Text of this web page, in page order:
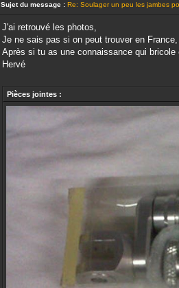
Sujet du message : Re: Soulager un peu les jambes
J'ai retrouvé les photos,
Je ne sais pas si on peut trouver en
Après si tu as une connaissance qui
Hervé
Pièces jointes :